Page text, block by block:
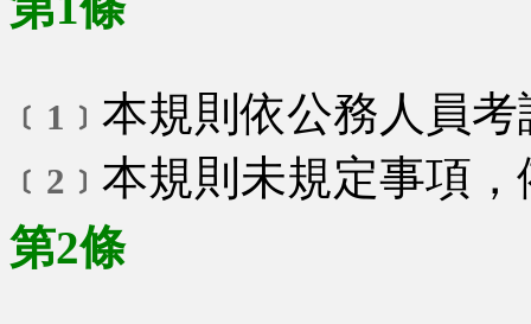
﹝1﹞ 本規則依公務人員考
﹝2﹞ 本規則未規定事項
第2條